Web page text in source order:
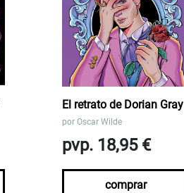
El retrato de Dorian Gray
porOscar Wilde
pvp. 18,95 €
comprar